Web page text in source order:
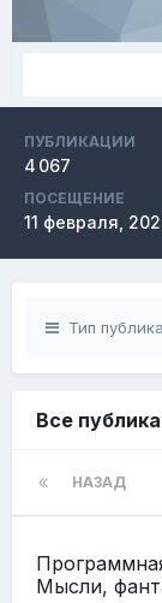
ПУБЛИКАЦИИ
4 067
ПОСЕЩЕНИЕ
11 февраля,
Тип
Все
НАЗАД
Мысли,